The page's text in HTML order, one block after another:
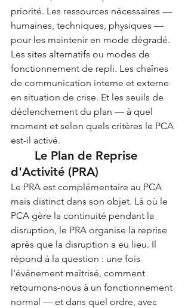
priorité. Les ressources nécessaires —
humaines, techniques, physiques —
pour les maintenir en mode dégradé.
Les sites alternatifs ou modes de
fonctionnement de repli. Les chaînes
de communication interne et externe
en situation de crise. Et les seuils de
déclenchement du plan — à quel
moment et selon quels critères le PCA
est-il activé.
d'Activité (PRA)
Le PRA est complémentaire au PCA
mais distinct dans son objet. Là où le
PCA gère la continuité pendant la
disruption, le PRA organise la reprise
après que la disruption a eu lieu. Il
répond à la question : une fois
l'événement maîtrisé, comment
retournons-nous à un fonctionnement
normal — et dans quel ordre, avec